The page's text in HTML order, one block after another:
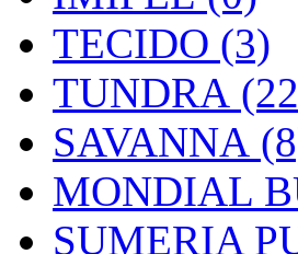
TECIDO (3)
TUNDRA
SAVANNA
MONDIAL
SUMERIA